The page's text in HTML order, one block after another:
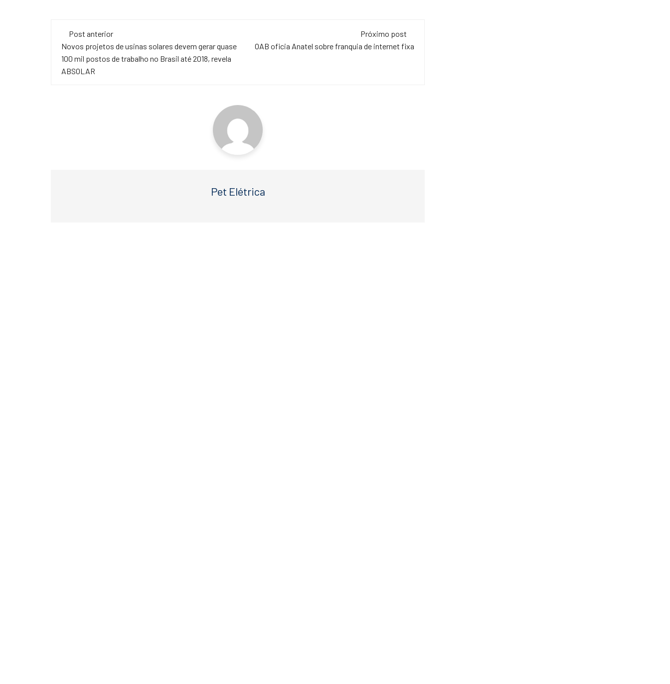
e
b
o
er s
A
Navegação
de
post
Post anterior
Novos projetos de usinas solares devem gerar quase
100 mil postos de trabalho no Brasil até 2018, revela
ABSOLAR
Próximo post
OAB oficia Anatel sobre franquia de internet fixa
Pet Elétrica